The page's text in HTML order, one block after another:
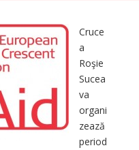
Cruce
a
Roşie
Sucea
va
organi
zează
period